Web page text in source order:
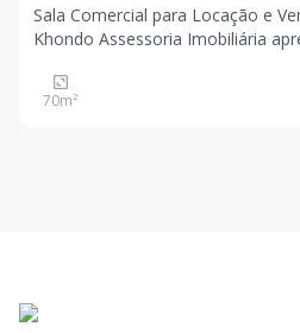
Sala Comercial para Locação e
Khondo Assessoria Imobiliária
endereços mais valorizados do
da Berrini. Endereço: Rua Arandu, 205 - 13º andar
70m²